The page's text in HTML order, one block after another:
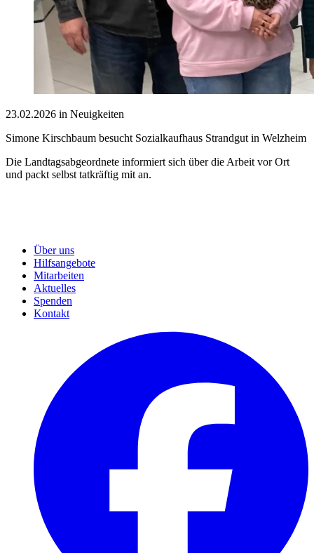
23.02.2026 in Neuigkeiten
Simone Kirschbaum besucht Sozialkaufhaus Strandgut in Welzheim
Die Landtagsabgeordnete informiert sich über die Arbeit vor Ort
und packt selbst tatkräftig mit an.
Über uns
Hilfsangebote
Mitarbeiten
Aktuelles
Spenden
Kontakt